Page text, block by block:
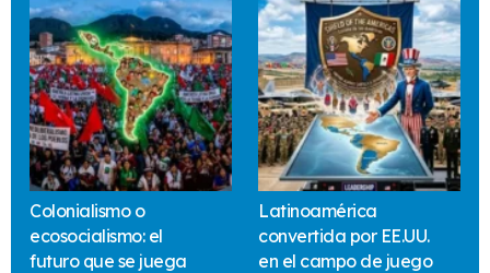
Colonialismo o
ecosocialismo: el
futuro que se juega
Latinoamérica
convertida por EE.UU.
en el campo de juego